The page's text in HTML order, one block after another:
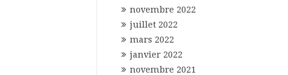
novembre 2022
juillet 2022
mars 2022
janvier 2022
novembre 2021